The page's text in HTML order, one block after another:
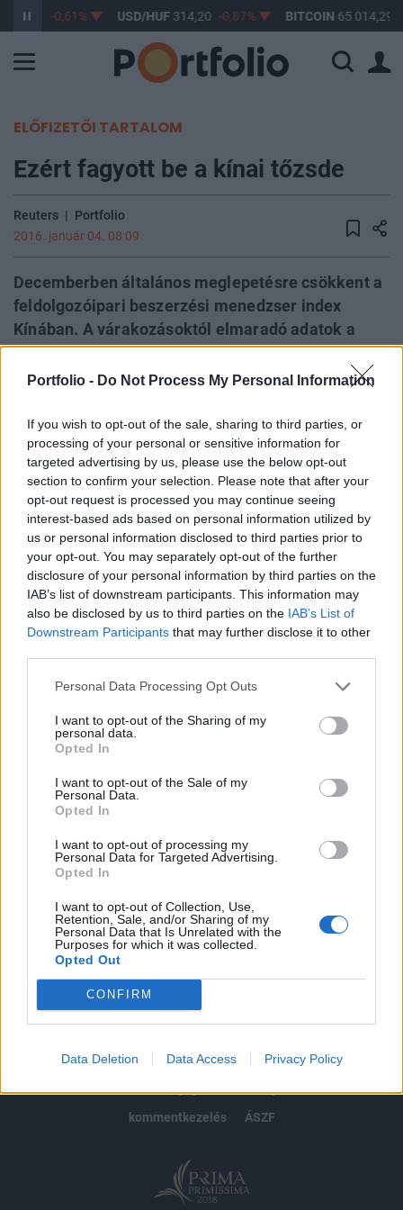
Portfolio - Do Not Process My Personal Information
If you wish to opt-out of the sale, sharing to third parties, or
processing of your personal or sensitive information for
targeted advertising by us, please use the below opt-out
section to confirm your selection. Please note that after your
opt-out request is processed you may continue seeing
interest-based ads based on personal information utilized by
us or personal information disclosed to third parties prior to
your opt-out. You may separately opt-out of the further
disclosure of your personal information by third parties on the
IAB’s list of downstream participants. This information may
also be disclosed by us to third parties on the IAB’s List of
Downstream Participants that may further disclose it to other
Personal Data Processing Opt Outs
I want to opt-out of the Sharing of my
personal data.
Opted In
I want to opt-out of the Sale of my
Personal Data.
Opted In
I want to opt-out of processing my
Personal Data for Targeted Advertising.
Opted In
I want to opt-out of Collection, Use,
Retention, Sale, and/or Sharing of my
Personal Data that Is Unrelated with the
Purposes for which it was collected.
Opted Out
CONFIRM
Data Deletion Data Access Privacy Policy
363,17 -0,61% USD/HUF314,20 -0,87% BITCOIN 65 014,29
ELŐFIZETŐI TARTALOM
Ezért fagyott be a kínai tőzsde
Reuters | Portfolio
2016. január 04. 08:09
Decemberben általános meglepetésre csökkent a
feldolgozóipari beszerzési menedzser index
Kínában. A várakozásoktól elmaradó adatok a
tőzsde zuhanását okozták.
Elsőre talán nem feltétlenül világos, hogy miért kell akkorát
novemberi 48,6 pontról 48,2 pontra esik. Igaz, a
várakozások szerint 49 pontra kellett volna emelkednie a
mutatónak, de ez még mindig nem tűnik
drámainak.Kapcsolódó cikkünk2016.01.04Kivégezték a
kínai tőzsdétHa megnézzük a mutató alakulását, akkor
kicsit érthetőbbé...
KEDVES OLVASÓNK!
A keresett cikk a portfolio.hu hírarchívumához
tartozik, melynek olvasása előfizetéses
regisztrációhoz kötött.
Az előfizetés a következőket tartalmazza:
Portfolio.hu teljes cikkarchívum
Kötéslisták: BÉT elmúlt 2 év napon belüli
kötéslistái
impresszum
jogi nyilatkozat
süti beállítások
kommentkezelés
ÁSZF